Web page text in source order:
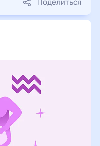
Поделиться